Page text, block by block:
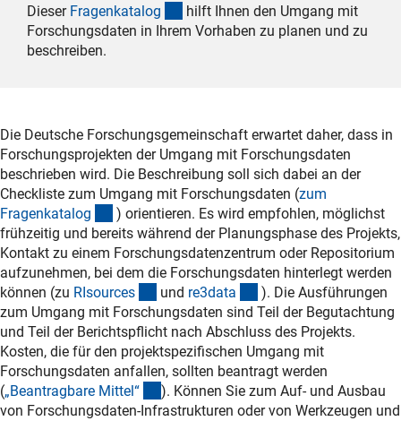
Dieser Fragenkatalog (Download)
hilft Ihnen den Umgang mit
Forschungsdaten in Ihrem Vorhaben zu planen und zu
beschreiben.
Die Deutsche Forschungsgemeinschaft erwartet daher, dass in
Forschungsprojekten der Umgang mit Forschungsdaten
beschrieben wird. Die Beschreibung soll sich dabei an der
Checkliste zum Umgang mit Forschungsdaten (zum
Fragenkatalog (Download)
) orientieren. Es wird empfohlen, möglichst
frühzeitig und bereits während der Planungsphase des Projekts,
Kontakt zu einem Forschungsdatenzentrum oder Repositorium
aufzunehmen, bei dem die Forschungsdaten hinterlegt werden
können (zu RIsources (externer Link)
und re3data (externer Link)
). Die Ausführungen
zum Umgang mit Forschungsdaten sind Teil der Begutachtung
und Teil der Berichtspflicht nach Abschluss des Projekts.
Kosten, die für den projektspezifischen Umgang mit
Forschungsdaten anfallen, sollten beantragt werden
(„Beantragbare Mittel “ (interner Link)
). Können Sie zum Auf- und Ausbau
von Forschungsdaten-Infrastrukturen oder von Werkzeugen und